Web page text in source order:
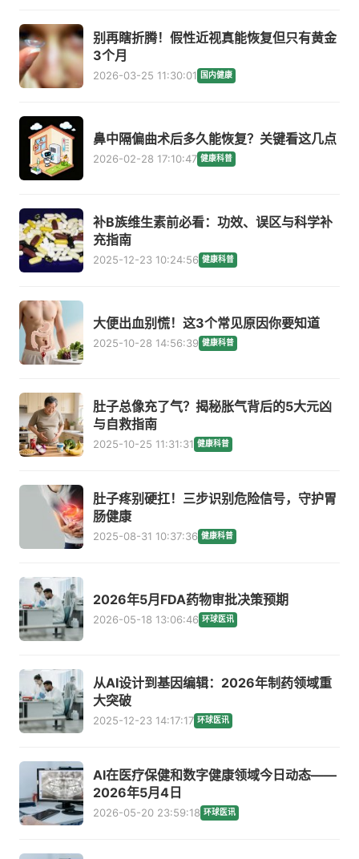
别再瞎折腾！假性近视真能恢复但只有黄金
3个月
2026-03-25 11:30:01 国内健康
鼻中隔偏曲术后多久能恢复？关键看这几点
2026-02-28 17:10:47 健康科普
补B族维生素前必看：功效、误区与科学补
充指南
2025-12-23 10:24:56 健康科普
大便出血别慌！这3个常见原因你要知道
2025-10-28 14:56:39 健康科普
肚子总像充了气？揭秘胀气背后的5大元凶
与自救指南
2025-10-25 11:31:31 健康科普
肚子疼别硬扛！三步识别危险信号，守护胃
肠健康
2025-08-31 10:37:36 健康科普
2026年5月FDA药物审批决策预期
2026-05-18 13:06:46 环球医讯
从AI设计到基因编辑：2026年制药领域重
大突破
2025-12-23 14:17:17 环球医讯
AI在医疗保健和数字健康领域今日动态——
2026年5月4日
2026-05-20 23:59:18 环球医讯